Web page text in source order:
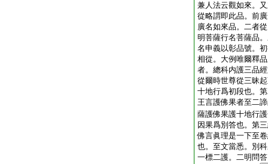
兼人法云觀如來。
從略謂即此品。前
廣名如來品。二者
明菩薩行名菩薩品
名申義以彰品號。
相從。大例唯爾釋
者。總科内護三品
從爾時世尊從三昧
十地行爲初段也。
王言護佛果者至二
薩護佛果護十地行
因果爲別答也。第
佛言眞理是一下至
也。至文當悉。別
一標二護。二明問